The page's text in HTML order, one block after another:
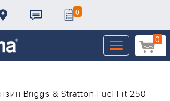
0
0
Toggle
navigation
Briggs & Stratton Fuel Fit 250